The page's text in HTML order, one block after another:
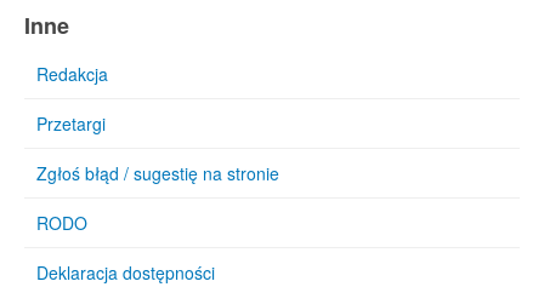
Inne
Redakcja
Przetargi
Zgłoś błąd / sugestię na stronie
RODO
Deklaracja dostępności